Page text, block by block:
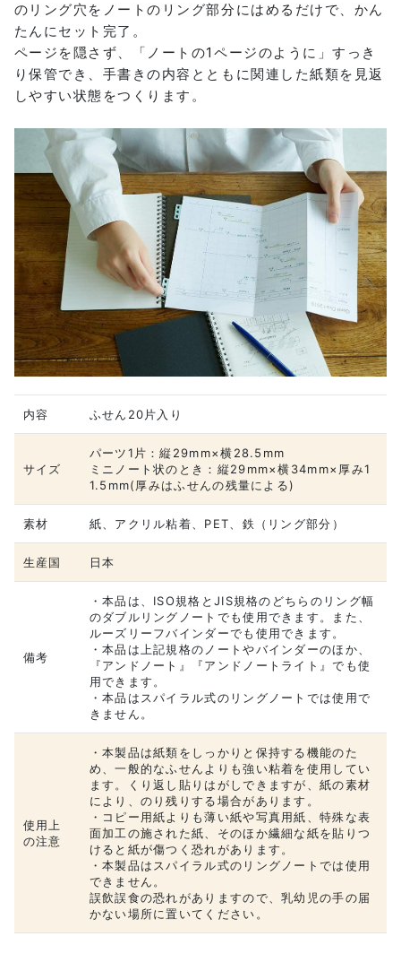
のリング穴をノートのリング部分にはめるだけで、かん
たんにセット完了。
ページを隠さず、「ノートの1ページのように」すっき
り保管でき、手書きの内容とともに関連した紙類を見返
しやすい状態をつくります。
内容 ふせん20片入り
サイズ
パーツ1片：縦29mm×横28.5mm
ミニノート状のとき：縦29mm×横34mm×厚み1
1.5mm(厚みはふせんの残量による)
素材 紙、アクリル粘着、PET、鉄（リング部分）
生産国 日本
備考
・本品は、ISO規格とJIS規格のどちらのリング幅
のダブルリングノートでも使用できます。また、
ルーズリーフバインダーでも使用できます。
・本品は上記規格のノートやバインダーのほか、
『アンドノート』『アンドノートライト』でも使
用できます。
・本品はスパイラル式のリングノートでは使用で
きません。
使用上
の注意
・本製品は紙類をしっかりと保持する機能のた
め、一般的なふせんよりも強い粘着を使用してい
ます。くり返し貼りはがしできますが、紙の素材
により、のり残りする場合があります。
・コピー用紙よりも薄い紙や写真用紙、特殊な表
面加工の施された紙、そのほか繊細な紙を貼りつ
けると紙が傷つく恐れがあります。
・本製品はスパイラル式のリングノートでは使用
できません。
誤飲誤食の恐れがありますので、乳幼児の手の届
かない場所に置いてください。